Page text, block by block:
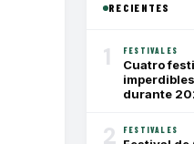
RECIENTES
1 FESTIVALES
Cuatro
durante
2 FESTIVALES